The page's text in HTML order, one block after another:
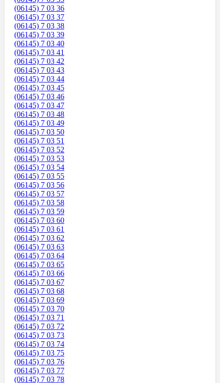
(06145) 7 03 36
(06145) 7 03 37
(06145) 7 03 38
(06145) 7 03 39
(06145) 7 03 40
(06145) 7 03 41
(06145) 7 03 42
(06145) 7 03 43
(06145) 7 03 44
(06145) 7 03 45
(06145) 7 03 46
(06145) 7 03 47
(06145) 7 03 48
(06145) 7 03 49
(06145) 7 03 50
(06145) 7 03 51
(06145) 7 03 52
(06145) 7 03 53
(06145) 7 03 54
(06145) 7 03 55
(06145) 7 03 56
(06145) 7 03 57
(06145) 7 03 58
(06145) 7 03 59
(06145) 7 03 60
(06145) 7 03 61
(06145) 7 03 62
(06145) 7 03 63
(06145) 7 03 64
(06145) 7 03 65
(06145) 7 03 66
(06145) 7 03 67
(06145) 7 03 68
(06145) 7 03 69
(06145) 7 03 70
(06145) 7 03 71
(06145) 7 03 72
(06145) 7 03 73
(06145) 7 03 74
(06145) 7 03 75
(06145) 7 03 76
(06145) 7 03 77
(06145) 7 03 78